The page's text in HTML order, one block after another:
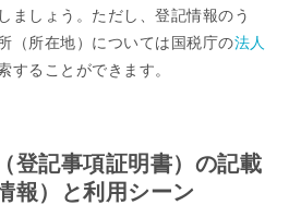
ましょう。ただし、登記情報のう
（所在地）については国税庁の法人
することができます。
登記事項証明書）の記載
報）と利用シーン